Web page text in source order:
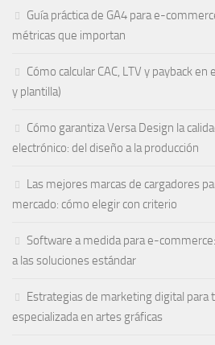
Guía práctica de GA4 para e-
métricas que importan
Cómo calcular CAC, LTV y payback
y plantilla)
Cómo garantiza Versa Design la
electrónico: del diseño a la producción
Las mejores marcas de cargadores
mercado: cómo elegir con criterio
Software a medida para e-
a las soluciones estándar
Estrategias de marketing digital para
especializada en artes gráficas